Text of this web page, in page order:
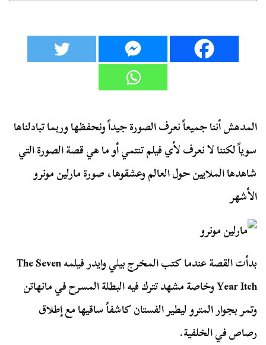
المدهش أننا جميعاً نعرف الصورة جيداً ونحفظها وربما تبادلناها
سوياً لكننا لا نعرف لأي فيلم تنتمي أو ما هي قصة الصورة التي
شاهدها الملايين حول العالم وعشقوها، صورة مارلين مونرو
الأشهر
بدأت القصة عندما كتب المخرج بيلي وايدر فيلمهThe Seven
Year Itch وخاصة مشهد تترك فيه البطلة المسرح في مانهاتن
وتمر بجوار المترو ليطير الفستان كاشفاً ساقيها مع إطلاق
رصاص في الخلفية.